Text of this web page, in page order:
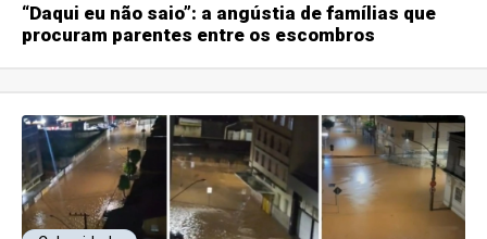
“Daqui eu não saio”: a angústia de famílias que
procuram parentes entre os escombros